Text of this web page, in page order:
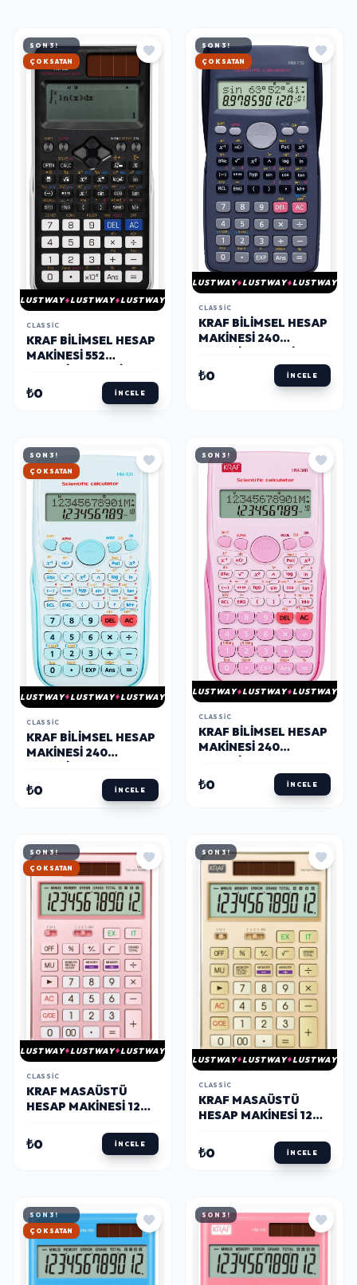
SON 3!
HIZLI KARGO
LUSTWAY LUSTWAY LUSTWAY
CLASSIC
KRAF BILIMSEL HESAP
MAKINESI 552
₺0 İNCELE
SON 3!
HIZLI KARGO
LUSTWAY LUSTWAY LUSTWAY
CLASSIC
KRAF BILIMSEL HESAP
MAKINESI 240
₺0 İNCELE
SON 3!
HIZLI KARGO
LUSTWAY LUSTWAY LUSTWAY
CLASSIC
KRAF BILIMSEL HESAP
MAKINESI 240
MAVİ
₺0 İNCELE
SON 3!
LUSTWAY LUSTWAY LUSTWAY
CLASSIC
KRAF BILIMSEL HESAP
MAKINESI 240
PEMBE
₺0 İNCELE
SON 3!
HIZLI KARGO
LUSTWAY LUSTWAY LUSTWAY
CLASSIC
KRAF MASAÜSTÜ
HESAP MAKINESI 12
₺0 İNCELE
SON 3!
LUSTWAY LUSTWAY LUSTWAY
CLASSIC
KRAF MASAÜSTÜ
HESAP MAKINESI 12
₺0 İNCELE
SON 3!
HIZLI KARGO
SON 3!